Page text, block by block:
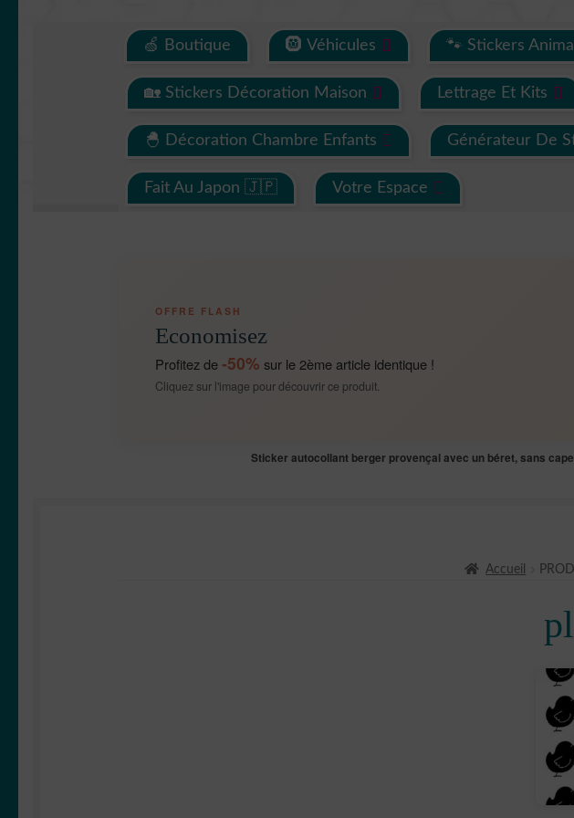
🍏 Boutique 🛞 Véhicules 🐾 Stickers
🏡 Stickers Décoration Maison Lettrage Et Kits
🐣 Décoration Chambre Enfants Générateur De
Fait Au Japon 🇯🇵 Votre Espace
OFFRE FLASH
Economisez
Profitez de-50% sur le 2ème article identique !
Cliquez sur l'image pour découvrir ce produit.
Sticker autocollant berger provençal avec un béret, sans
Accueil